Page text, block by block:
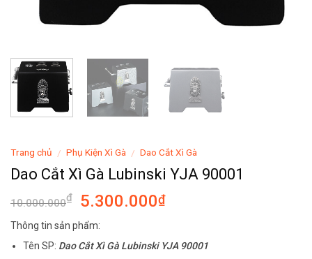
Trang chủ / Phụ Kiện Xì Gà / Dao Cắt Xì Gà
Dao Cắt Xì Gà Lubinski YJA 90001
10.000.000₫ 5.300.000₫
Thông tin sản phẩm:
Tên SP: Dao Cắt Xì Gà Lubinski YJA 90001